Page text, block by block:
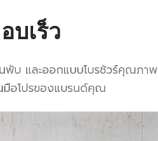
บเร็ว
พับ และออกแบบโบรชัวร์คุณภาพ
มือโปรของแบรนด์คุณ